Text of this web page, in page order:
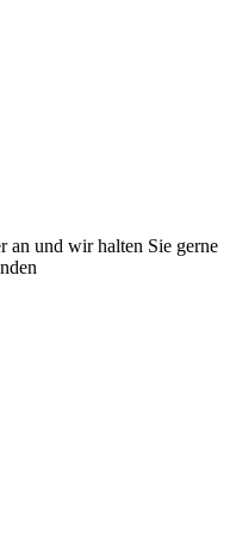
an und wir halten Sie gerne